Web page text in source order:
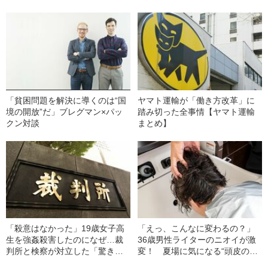
「貧困問題を解決に導くのは“国
境の開放”だ」ブレグマン×パッ
クン対談
ヤマト運輸が「働き方改革」に
踏み切った全事情【ヤマト運輸
まとめ】
「殺意はなかった」19歳女子高
生を強姦殺害したのになぜ…裁
判所と検察が対立した「驚きの
「えっ、こんなに変わるの？」
36歳男性ライターのニオイが激
変！ 夏場に気になる“頭皮のニ